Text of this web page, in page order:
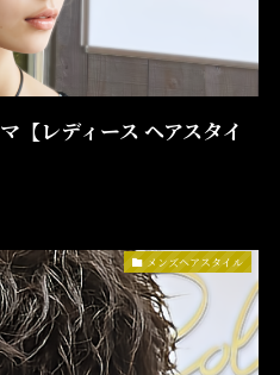
【レディース ヘアスタイ
メンズヘアスタイル